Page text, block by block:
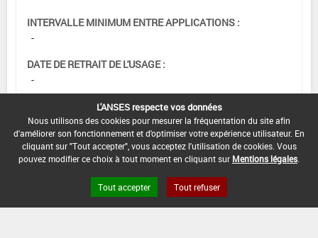
INTERVALLE MINIMUM ENTRE APPLICATIONS :
-
DATE DE RETRAIT DE L'USAGE :
-
DATE DE FIN DE DISTRIBUTION :
-
DATE DE FIN D'UTILISATION :
-
L'ANSES respecte vos données
Nous utilisons des cookies pour mesurer la fréquentation du site afin
d'améliorer son fonctionnement et d'optimiser votre expérience utilisateur. En
cliquant sur "Tout accepter", vous acceptez l'utilisation de cookies. Vous
pouvez modifier ce choix à tout moment en cliquant sur Mentions légales
Tout accepter Tout refuser